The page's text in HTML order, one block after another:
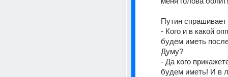
Путин
- Кого и в какой
будем иметь
Думу?
- Да кого
будем иметь! И в